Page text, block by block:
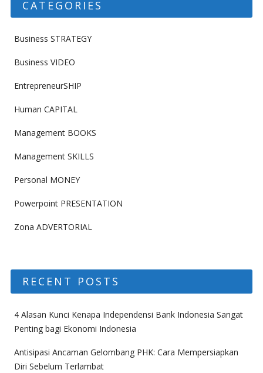
CATEGORIES
Business STRATEGY
Business VIDEO
EntrepreneurSHIP
Human CAPITAL
Management BOOKS
Management SKILLS
Personal MONEY
Powerpoint PRESENTATION
Zona ADVERTORIAL
RECENT POSTS
4 Alasan Kunci Kenapa Independensi Bank Indonesia Sangat
Penting bagi Ekonomi Indonesia
Antisipasi Ancaman Gelombang PHK: Cara Mempersiapkan
Diri Sebelum Terlambat